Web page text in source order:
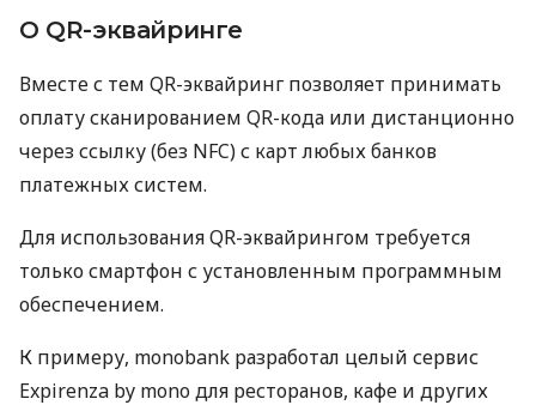
О QR-эквайринге
Вместе с тем QR-эквайринг позволяет принимать
оплату сканированием QR-кода или дистанционно
через ссылку (без NFC) с карт любых банков
платежных систем.
Для использования QR-эквайрингом требуется
только смартфон с установленным программным
обеспечением.
К примеру, monobank разработал целый сервис
Expirenza by mono для ресторанов, кафе и других